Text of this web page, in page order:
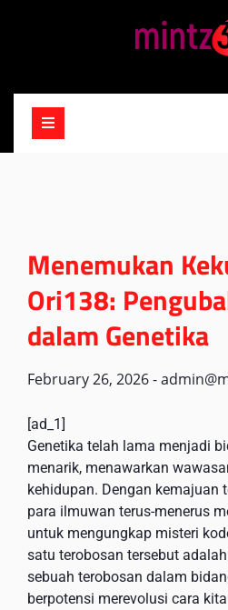
Menemukan
Ori138:
dalam Genetika
February 26, 2026-
[ad_1]
Genetika telah lama menjadi
menarik, menawarkan
kehidupan. Dengan kemajuan
para ilmuwan terus-menerus
untuk mengungkap misteri
satu terobosan tersebut
sebuah terobosan dalam
berpotensi merevolusi cara